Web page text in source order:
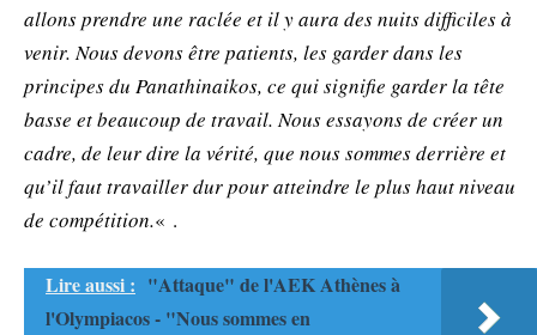
allons prendre une raclée et il y aura des nuits difficiles à
venir. Nous devons être patients, les garder dans les
principes du Panathinaikos, ce qui signifie garder la tête
basse et beaucoup de travail. Nous essayons de créer un
cadre, de leur dire la vérité, que nous sommes derrière et
qu’il faut travailler dur pour atteindre le plus haut niveau
de compétition.« .
Lire aussi : "Attaque" de l'AEK Athènes à
l'Olympiacos - "Nous sommes en